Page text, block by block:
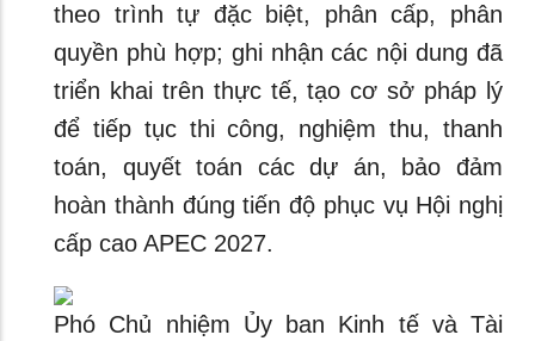
theo trình tự đặc biệt, phân cấp, phân
quyền phù hợp; ghi nhận các nội dung đã
triển khai trên thực tế, tạo cơ sở pháp lý
để tiếp tục thi công, nghiệm thu, thanh
toán, quyết toán các dự án, bảo đảm
hoàn thành đúng tiến độ phục vụ Hội nghị
cấp cao APEC 2027.
Phó Chủ nhiệm Ủy ban Kinh tế và Tài